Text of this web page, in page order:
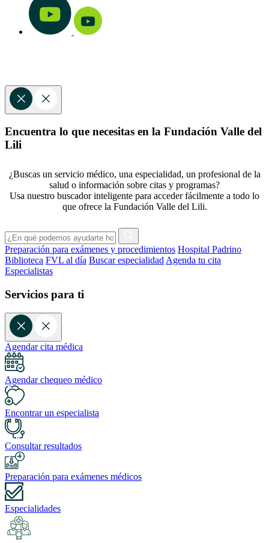
Encuentra lo que necesitas en la Fundación Valle del
Lili
¿Buscas un servicio médico, una especialidad, un profesional de la
salud o información sobre citas y programas?
Usa nuestro buscador inteligente para acceder fácilmente a todo lo
que ofrece la Fundación Valle del Lili.
Preparación para exámenes y procedimientos Hospital Padrino
Biblioteca FVL al día Buscar especialidad Agenda tu cita
Especialistas
Servicios para ti
Agendar cita médica
Agendar chequeo médico
Encontrar un especialista
Consultar resultados
Preparación para exámenes médicos
Especialidades